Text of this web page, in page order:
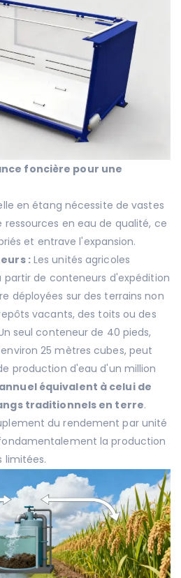
foncière pour une
en étang nécessite de vastes
en eau de qualité, ce
et entrave l'expansion.
:Les unités agricoles
de conteneurs d'expédition
déployées sur des terrains non
vacants, des toits ou des
seul conteneur de 40 pieds,
25 mètres cubes, peut
production d'eau d'un million
équivalent à celui de
traditionnels en terre.
du rendement par unité
la production
limitées.